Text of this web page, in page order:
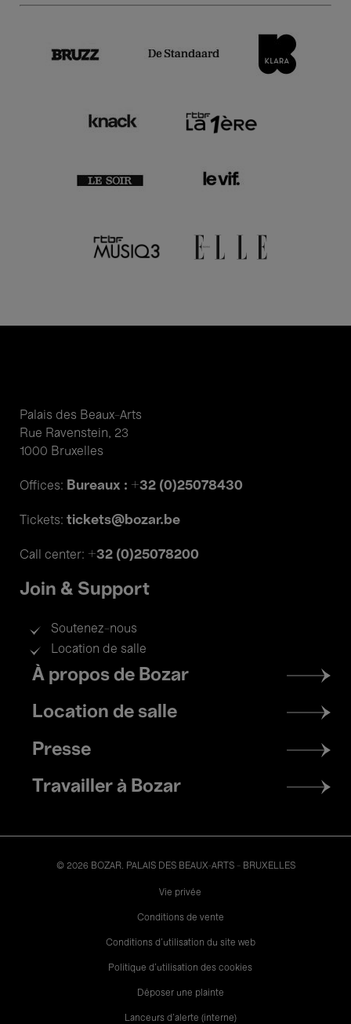
Palais des Beaux-Arts
Rue Ravenstein, 23
1000 Bruxelles
Offices: Bureaux : +32 (0)25078430
Tickets: tickets@bozar.be
Call center: +32 (0)25078200
Join & Support
Soutenez-nous
Location de salle
Footer
menu
À propos de Bozar
Location de salle
Presse
Travailler à Bozar
© 2026 BOZAR. PALAIS DES BEAUX-ARTS - BRUXELLES
Vie privée
Conditions de vente
Conditions d'utilisation du site web
Politique d'utilisation des cookies
Déposer une plainte
Lanceurs d’alerte (interne)